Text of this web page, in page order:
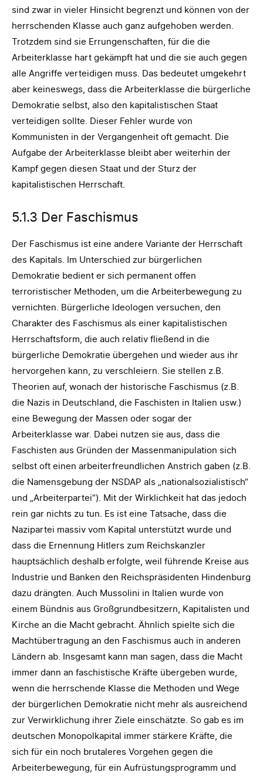
sind zwar in vieler Hinsicht begrenzt und können von der
herrschenden Klasse auch ganz aufgehoben werden.
Trotzdem sind sie Errungenschaften, für die die
Arbeiterklasse hart gekämpft hat und die sie auch gegen
alle Angriffe verteidigen muss. Das bedeutet umgekehrt
aber keineswegs, dass die Arbeiterklasse die bürgerliche
Demokratie selbst, also den kapitalistischen Staat
verteidigen sollte. Dieser Fehler wurde von
Kommunisten in der Vergangenheit oft gemacht. Die
Aufgabe der Arbeiterklasse bleibt aber weiterhin der
Kampf gegen diesen Staat und der Sturz der
kapitalistischen Herrschaft.
5.1.3 Der Faschismus
Der Faschismus ist eine andere Variante der Herrschaft
des Kapitals. Im Unterschied zur bürgerlichen
Demokratie bedient er sich permanent offen
terroristischer Methoden, um die Arbeiterbewegung zu
vernichten. Bürgerliche Ideologen versuchen, den
Charakter des Faschismus als einer kapitalistischen
Herrschaftsform, die auch relativ fließend in die
bürgerliche Demokratie übergehen und wieder aus ihr
hervorgehen kann, zu verschleiern. Sie stellen z.B.
Theorien auf, wonach der historische Faschismus (z.B.
die Nazis in Deutschland, die Faschisten in Italien usw.)
eine Bewegung der Massen oder sogar der
Arbeiterklasse war. Dabei nutzen sie aus, dass die
Faschisten aus Gründen der Massenmanipulation sich
selbst oft einen arbeiterfreundlichen Anstrich gaben (z.B.
die Namensgebung der NSDAP als „nationalsozialistisch“
und „Arbeiterpartei“). Mit der Wirklichkeit hat das jedoch
rein gar nichts zu tun. Es ist eine Tatsache, dass die
Nazipartei massiv vom Kapital unterstützt wurde und
dass die Ernennung Hitlers zum Reichskanzler
hauptsächlich deshalb erfolgte, weil führende Kreise aus
Industrie und Banken den Reichspräsidenten Hindenburg
dazu drängten. Auch Mussolini in Italien wurde von
einem Bündnis aus Großgrundbesitzern, Kapitalisten und
Kirche an die Macht gebracht. Ähnlich spielte sich die
Machtübertragung an den Faschismus auch in anderen
Ländern ab. Insgesamt kann man sagen, dass die Macht
immer dann an faschistische Kräfte übergeben wurde,
wenn die herrschende Klasse die Methoden und Wege
der bürgerlichen Demokratie nicht mehr als ausreichend
zur Verwirklichung ihrer Ziele einschätzte. So gab es im
deutschen Monopolkapital immer stärkere Kräfte, die
sich für ein noch brutaleres Vorgehen gegen die
Arbeiterbewegung, für ein Aufrüstungsprogramm und